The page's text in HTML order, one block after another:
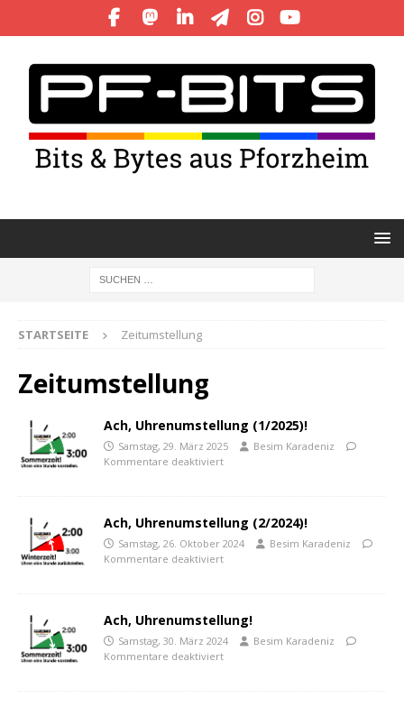
STARTSEITE Zeitumstellung
Zeitumstellung
Ach, Uhrenumstellung (1/2025)!
Samstag, 29. März 2025
Besim Karadeniz
Kommentare deaktiviert
Ach, Uhrenumstellung (2/2024)!
Samstag, 26. Oktober 2024
Besim Karadeniz
Kommentare deaktiviert
Ach, Uhrenumstellung!
Samstag, 30. März 2024
Besim Karadeniz
Kommentare deaktiviert